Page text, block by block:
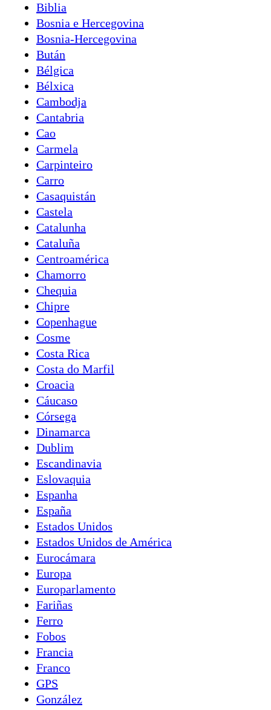
Biblia
Bosnia e Hercegovina
Bosnia-Hercegovina
Bután
Bélgica
Bélxica
Cambodja
Cantabria
Cao
Carmela
Carpinteiro
Carro
Casaquistán
Castela
Catalunha
Cataluña
Centroamérica
Chamorro
Chequia
Chipre
Copenhague
Cosme
Costa Rica
Costa do Marfil
Croacia
Cáucaso
Córsega
Dinamarca
Dublim
Escandinavia
Eslovaquia
Espanha
España
Estados Unidos
Estados Unidos de América
Eurocámara
Europa
Europarlamento
Fariñas
Ferro
Fobos
Francia
Franco
GPS
González